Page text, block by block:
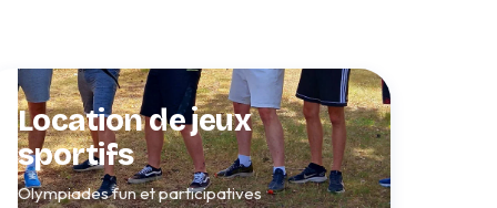
Location de jeux
sportifs
Olympiades fun et participatives